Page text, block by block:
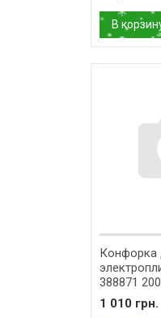
В
Конфорка
388871
1 010 грн.